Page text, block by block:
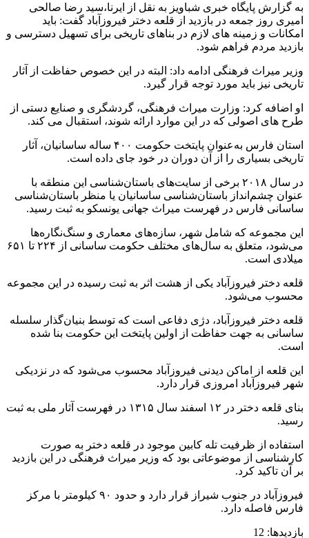
به گزارش پایگاه خبری شباویز به نقل از ایرنا،سید رضا صالحی
امیری روز جمعه در بازدید از قلعه دختر فیروزآباد گفت: باید
امکانات و زمینه های لازم در بناهای تاریخی برای تسهیل دسترسی و
بازدید مردم فراهم شود.
وزیر میراث فرهنگی ادامه داد: البته در این خصوص حفاظت از آثار
تاریخی نیز باید مورد توجه قرار گیرد.
او اضافه کرد: وزارت میراث فرهنگی، گردشگری و صنایع دستی از
طرح های اصولی که در این موارد ارائه شوند، استقبال می کند.
استان فارس به‌عنوان پایتخت حکومت ۴۰۰ ساله ساسانیان، آثار
تاریخی بسیاری را از آن دوران در خود جای داده است.
در سال ۲۰۱۸ برخی از سایت‌های باستان‌شناسی این منطقه با
عنوان چشم‌انداز باستان‌شناسی ساسانیان یا منظر باستان‌شناسی
ساسانی فارس در فهرست میراث جهانی یونسکو به ثبت رسید.
این مجموعه که شامل شهر، سازه‌های معماری و سنگ‌نگاره‌ها
می‌شود، متعلق به سال‌های مختلف حکومت ساسانی از ۲۲۴ تا ۶۵۱
میلادی است.
قلعه دختر فیروزآباد یکی از هشت اثر به ثبت رسیده در این مجموعه
محسوب می‌شود.
قلعه دختر فیروزآباد، دژی دفاعی است که توسط بنیان‌گذار سلسله
ساسانی به جهت حفاظت از اولین پایتخت این حکومت بنا شده
است.
این قلعه از اماکن دیدنی فیروزآباد محسوب می‌شود که در نزدیکی
شهر فیروزآباد امروزی قرار دارد.
بنای قلعه دختر در ۱۲ اسفند سال ۱۳۱۵ در فهرست آثار ملی به ثبت
رسید.
استفاده از ظرفیت تله کابین موجود در قلعه دختر به صورت
کارشناسی از موضوعاتی بود که وزیر میراث فرهنگی در این بازدید
بر آن تاکید کرد.
فیروزآباد در جنوب شیراز قرار دارد و حدود ۹۰ کیلومتر با مرکز
فارس فاصله دارد.
بازدیدها: 12